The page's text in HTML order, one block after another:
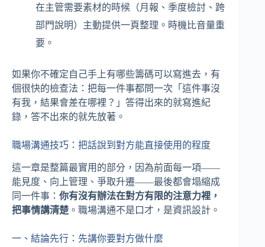
在主管需要素材的時候（月報、季度檢討、跨
部門說明）主動提供一頁整理。時機比音量重
要。
如果你不確定自己手上有哪些籌碼可以寫進去，有
個很快的檢查法：把每一件事都問一次「這件事沒
有我，結果會差在哪裡？」答得出來的就寫進紀
錄，答不出來的就先放著。
職場溝通技巧：把話說到對方能直接使用的程度
這一章是整篇最實用的部分，因為前面每一項——
能見度、向上管理、爭取升遷——最後都會塌縮成
同一件事： 你有沒有辦法在對方有限的注意力裡，
把事情講清楚 。職場溝通不是口才，是資訊設計。
一、結論先行：先講你要對方做什麼